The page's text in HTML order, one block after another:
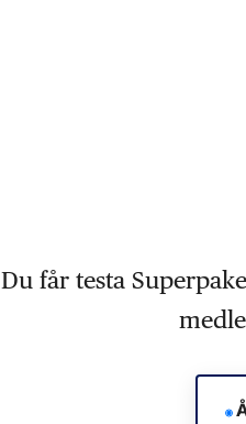
Du får testa